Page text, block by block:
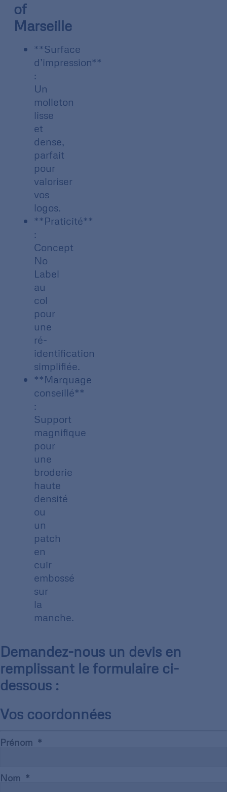
of
Marseille
**Surface
d’impression**
:
Un
molleton
lisse
et
dense,
parfait
pour
valoriser
vos
logos.
**Praticité**
:
Concept
No
Label
au
col
pour
une
ré-
identification
simplifiée.
**Marquage
conseillé**
:
Support
magnifique
pour
une
broderie
haute
densité
ou
un
patch
en
cuir
embossé
sur
la
manche.
Demandez-nous un devis en
remplissant le formulaire ci-
dessous :
Vos coordonnées
Prénom
Nom